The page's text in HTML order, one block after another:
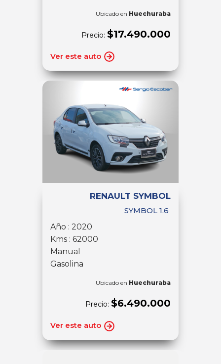
Ubicado en Huechuraba
Precio: $17.490.000
Ver este auto
RENAULT SYMBOL
SYMBOL 1.6
Año : 2020
Kms : 62000
Manual
Gasolina
Ubicado en Huechuraba
Precio: $6.490.000
Ver este auto